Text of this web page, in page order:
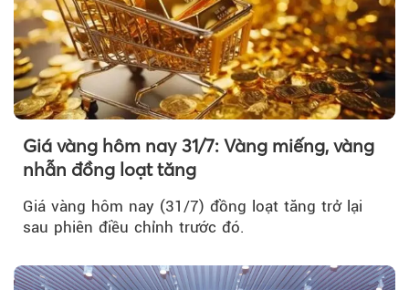
Giá vàng hôm nay 31/7: Vàng miếng, vàng
nhẫn đồng loạt tăng
Giá vàng hôm nay (31/7) đồng loạt tăng trở lại
sau phiên điều chỉnh trước đó.